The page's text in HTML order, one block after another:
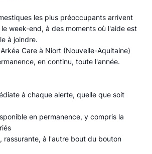
les plus préoccupants arrivent
week-end, à des moments où l'aide est
à joindre.
Care à Niort (Nouvelle-Aquitaine)
en continu, toute l'année.
à chaque alerte, quelle que soit
en permanence, y compris la
rassurante, à l'autre bout du bouton